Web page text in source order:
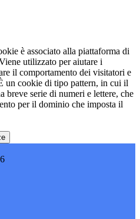
è associato alla piattaforma di
utilizzato per aiutare i
il comportamento dei visitatori e
un cookie di tipo pattern, in cui il
breve serie di numeri e lettere, che
per il dominio che imposta il